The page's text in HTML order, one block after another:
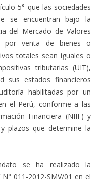
5° que las sociedades
se encuentran bajo la
del Mercado de Valores
por venta de bienes o
totales sean iguales o
tributarias (UIT),
sus estados financieros
habilitadas por un
el Perú, conforme a las
Financiera (NIIF) y
plazos que determine la
se ha realizado la
011-2012-SMV/01 en el